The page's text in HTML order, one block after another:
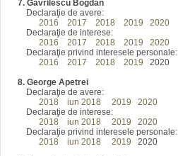
7. Gavrilescu Bogdan
Declaraţie de avere:
2016
2017 2018 2019
2020
Declaraţie de interese:
2016
2017 2018 2019
2020
Declaraţie privind interesele personale:
2016
2017 2018 2019 2020
8. George Apetrei
Declaraţie de avere:
2018
iun 2018 2019
2020
Declaraţie de interese:
2018
iun 2018 2019
2020
Declaraţie privind interesele personale:
2018
iun 2018 2019 2020